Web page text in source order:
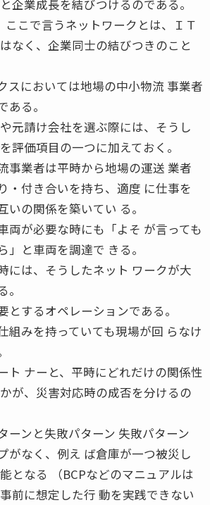
企業成長を結びつけるのである。
こで言うネットワークとは、ＩＴ
なく、企業同士の結びつきのこと
スにおいては地場の中小物流 事業者
ある。
元請け会社を選ぶ際には、そうし
評価項目の一つに加えておく。
事業者は平時から地場の運送 業者
・付き合いを持ち、適度 に仕事を
いの関係を築いてい る。
両が必要な時にも「よそ が言っても
」と車両を調達で きる。
には、そうしたネット ワークが大
するオペレーションである。
組みを持っていても現場が回 らなけ
ト ナーと、平時にどれだけの関係性
が、災害対応時の成否を分けるの
ーンと失敗パターン 失敗パターン
がなく、例え ば倉庫が一つ被災し
となる （BCPなどのマニュアルは
前に想定した行 動を実践できない